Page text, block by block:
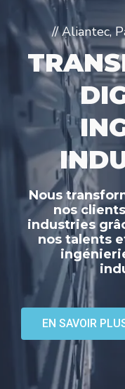
// Aliantec,
Nous
nos
industries
nos talents
EN SAVOIR